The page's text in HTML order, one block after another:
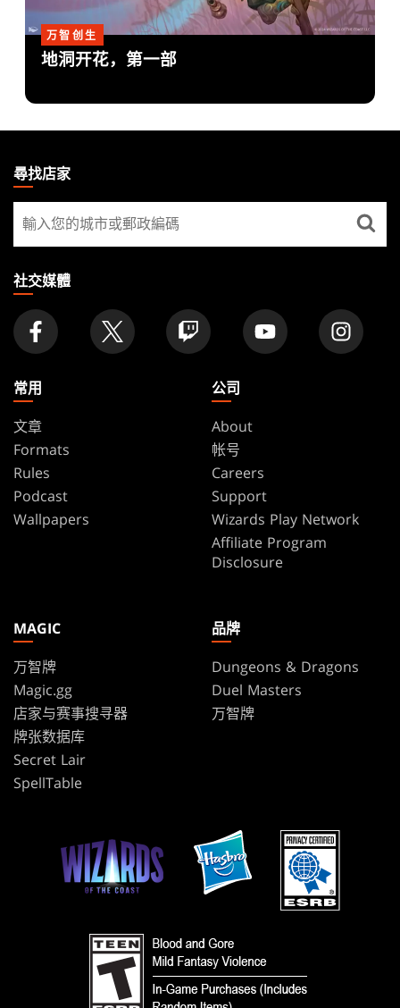
万智创生
地洞开花，第一部
THE
GATHERING
FOOTER
尋找店家
尋
找
家
社交媒體
常用
文章
Formats
Rules
Podcast
Wallpapers
公司
About
帐号
Careers
Support
Wizards Play Network
Affiliate Program
Disclosure
MAGIC
万智牌
Magic.gg
店家与赛事搜寻器
牌张数据库
Secret Lair
SpellTable
品牌
Dungeons & Dragons
Duel Masters
万智牌